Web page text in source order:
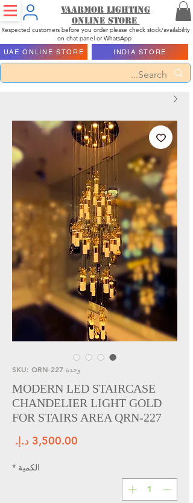
Vaarmor Lighting
ONLINE STORE
Respected customers before you order please check stock/availability
on chat panel or WhatsApp
UAE ONLINE STORE INDIA STORE
وحدة SKU: QRN-227
MODERN LED STAIRCASE
CHANDELIER LIGHT GOLD
FOR STAIRS AREA QRN-227
الكمية *